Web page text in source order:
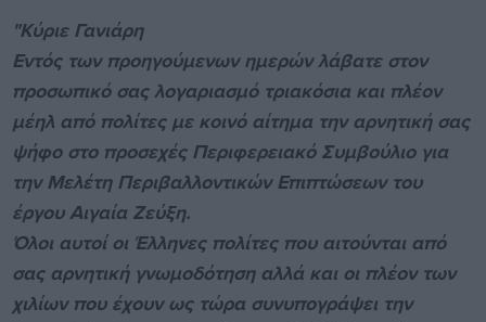
"Κύριε Γανιάρη
Εντός των προηγούμενων ημερών λάβατε στον
προσωπικό σας λογαριασμό τριακόσια και πλέον
μέηλ από πολίτες με κοινό αίτημα την αρνητική σας
ψήφο στο προσεχές Περιφερειακό Συμβούλιο για
την Μελέτη Περιβαλλοντικών Επιπτώσεων του
έργου Αιγαία Ζεύξη.
Όλοι αυτοί οι Έλληνες πολίτες που αιτούνται από
σας αρνητική γνωμοδότηση αλλά και οι πλέον των
χιλίων που έχουν ως τώρα συνυπογράψει την